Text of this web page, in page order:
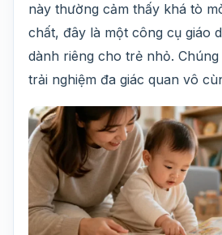
này thường cảm thấy khá tò
chất, đây là một công cụ giáo
dành riêng cho trẻ nhỏ.
trải nghiệm đa giác quan vô